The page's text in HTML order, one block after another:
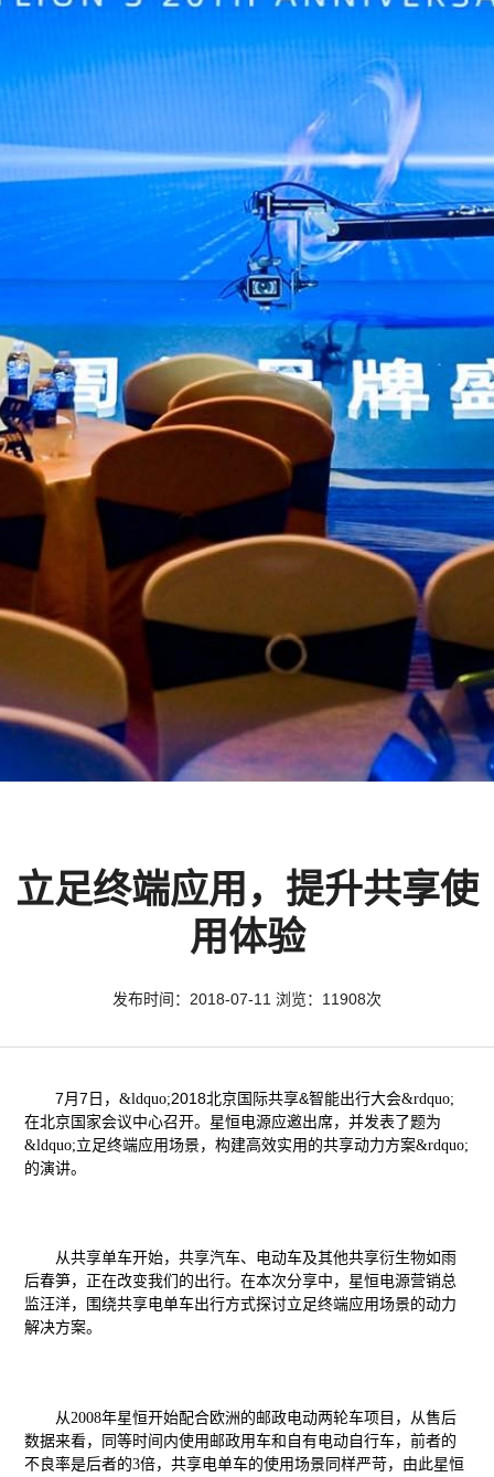
立足终端应用，提升共享使
用体验
发布时间：2018-07-11 浏览：11908次
7月7 日，&ldquo;2018北京国际共享&智能出行大会&rdquo;
在北京国家会议中心召开。星恒电源应邀出席，并发表了题为
&ldquo;立足终端应用场景，构建高效实用的共享动力方案&rdquo;
的演讲。
从共享单车开始，共享汽车、电动车及其他共享衍生物如雨
后春笋，正在改变我们的出行。在本次分享中，星恒电源营销总
监汪洋，围绕共享电单车出行方式探讨立足终端应用场景的动力
解决方案。
从2008年星恒开始配合欧洲的邮政电动两轮车项目，从售后
数据来看，同等时间内使用邮政用车和自有电动自行车，前者的
不良率是后者的3倍，共享电单车的使用场景同样严苛，由此星恒